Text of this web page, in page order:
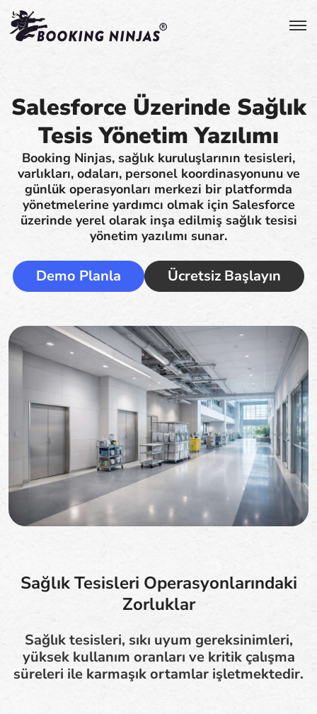
Salesforce Üzerinde Sağlık
Tesis Yönetim Yazılımı
Booking Ninjas, sağlık kuruluşlarının tesisleri,
varlıkları, odaları, personel koordinasyonunu ve
günlük operasyonları merkezi bir platformda
yönetmelerine yardımcı olmak için Salesforce
üzerinde yerel olarak inşa edilmiş sağlık tesisi
yönetim yazılımı sunar.
Demo Planla Ücretsiz Başlayın
Sağlık Tesisleri Operasyonlarındaki
Zorluklar
Sağlık tesisleri, sıkı uyum gereksinimleri,
yüksek kullanım oranları ve kritik çalışma
süreleri ile karmaşık ortamlar işletmektedir.